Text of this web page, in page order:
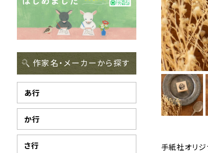
作家名・メーカーから探す
あ行
か行
さ行
手紙社オリジ